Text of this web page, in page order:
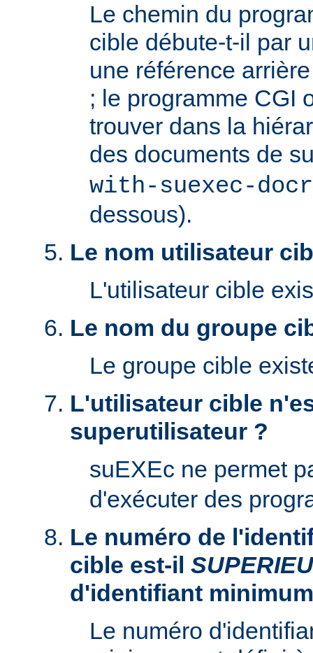
Le chemin du
cible débute-t-il par
une référence
; le programme CGI
trouver dans la
des documents de
with-suexec-
dessous).
Le nom utilisateur
L'utilisateur cible
Le nom du groupe
Le groupe cible
L'utilisateur cible
superutilisateur ?
suEXEc ne permet
d'exécuter des
Le numéro de
cible est-il
d'identifiant
Le numéro